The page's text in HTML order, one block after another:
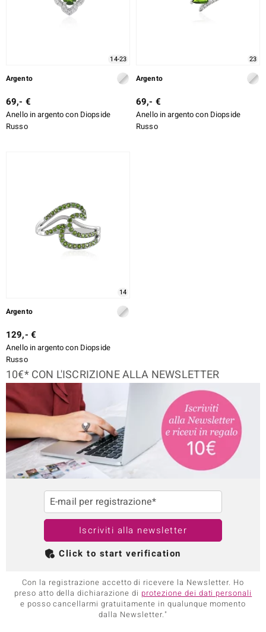
14-23
Argento
69,- €
Anello in argento con Diopside
Russo
23
Argento
69,- €
Anello in argento con Diopside
Russo
14
Argento
129,- €
Anello in argento con Diopside
Russo
10€* CON L'ISCRIZIONE ALLA NEWSLETTER
E-mail per registrazione*
Iscriviti alla newsletter
Click to start verification
Con la registrazione accetto di ricevere la Newsletter. Ho
preso atto della dichiarazione di protezione dei dati personali
e posso cancellarmi gratuitamente in qualunque momento
dalla Newsletter."